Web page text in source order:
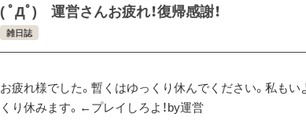
( ﾟДﾟ)ゞ運営さんお疲れ！復帰感謝！
雑日誌
お疲れ様でした。暫くはゆっくり休んでください。私も
くり休みます。←プレイしろよ！by運営